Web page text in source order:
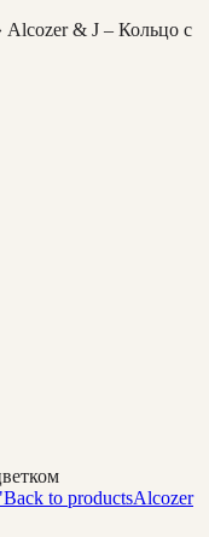
Alcozer & J – Кольцо с
Back to productsAlcozer